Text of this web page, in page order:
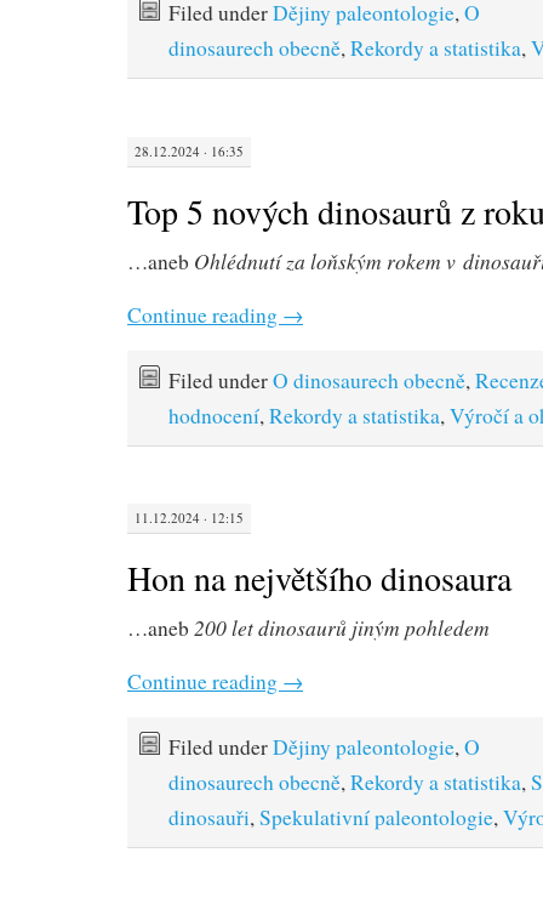
Filed underDějiny paleontologie,O
dinosaurech obecně,Rekordy a statistika,
28.12.2024 · 16:35
Top 5 nových dinosaurů z
…aneb Ohlédnutí za loňským rokem v
Continue reading →
Filed underO dinosaurech obecně,
hodnocení, Rekordy a statistika, Výročí a
11.12.2024 · 12:15
Hon na největšího dinosaura
…aneb 200 let dinosaurů jiným pohledem
Continue reading →
Filed underDějiny paleontologie,O
dinosaurech obecně,Rekordy a statistika,
dinosauři,Spekulativní paleontologie,